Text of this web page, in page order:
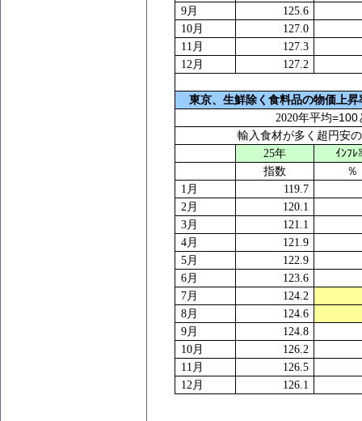
9月
125.6
10月
127.0
11 月
127.3
12月 127.2
東京、生鮮除く食料品の物価上昇
2020年平均=100
輸入食材が多く超円安
25年
ｲﾝﾌﾚ
指数
％
1 月
119.7
2月
120.1
3月
121.1
4月
121.9
5月
122.9
6月
123.6
7月
124.2
8月
124.6
9月
124.8
10月
126.2
11 月
126.5
12月 126.1